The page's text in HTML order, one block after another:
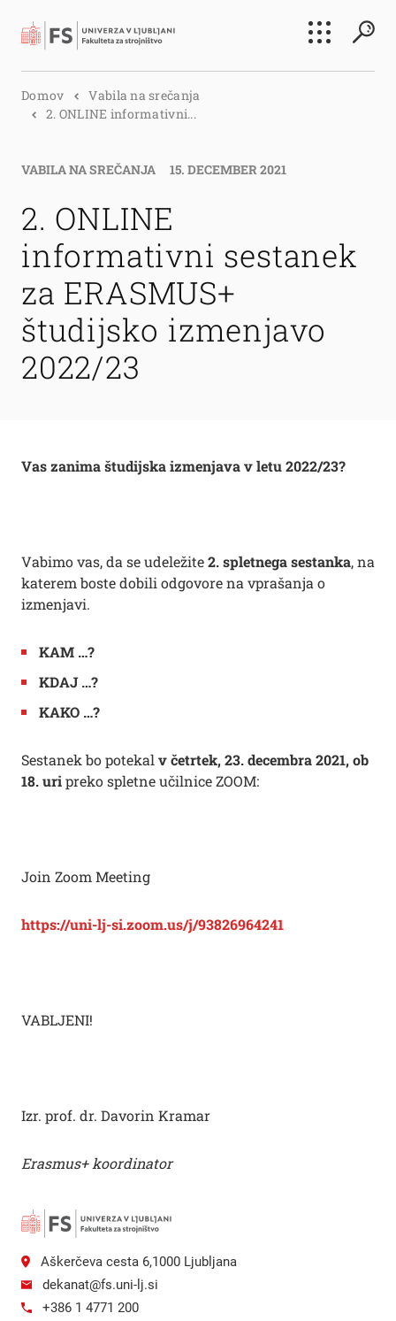
Išči
Domov
Vabila na srečanja
2. ONLINE informativni...
VABILA NA SREČANJA 15. DECEMBER 2021
2. ONLINE
informativni sestanek
za ERASMUS+
študijsko izmenjavo
2022/23
Vas zanimaštudijska izmenjava v letu 2022/23?
Vabimo vas, da se udeležite2.spletnega sestanka, na
katerem boste dobili odgovore na vprašanja o
izmenjavi.
KAM …?
KDAJ …?
KAKO …?
Sestanek bo potekal v četrtek, 23. decembra 2021, ob
18. uripreko spletne učilnice ZOOM:
Join Zoom Meeting
https://uni-lj-si.zoom.us/j/93826964241
VABLJENI!
Izr. prof. dr. Davorin Kramar
Erasmus+ koordinator
Aškerčeva cesta 6,1000 Ljubljana
dekanat@fs.uni-lj.si
+386 1 4771 200